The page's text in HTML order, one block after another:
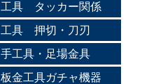
工具 タッカー関係
工具 押切・刀刃
手工具・足場金具
板金工具ガチャ機器